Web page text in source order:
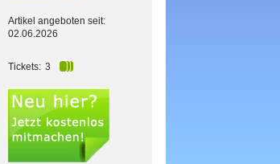
Artikel angeboten seit:
02.06.2026
Tickets: 3